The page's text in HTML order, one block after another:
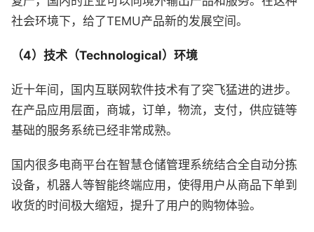
社会环境下，给了TEMU产品新的发展空间。
（4）技术（Technological）环境
近十年间，国内互联网软件技术有了突飞猛进的进步。
在产品应用层面，商城，订单，物流，支付，供应链等
基础的服务系统已经非常成熟。
国内很多电商平台在智慧仓储管理系统结合全自动分拣
设备，机器人等智能终端应用，使得用户从商品下单到
收货的时间极大缩短，提升了用户的购物体验。